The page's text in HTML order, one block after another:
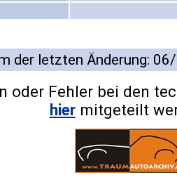
der letzten Änderung:
oder Fehler bei den
hiermitgeteilt